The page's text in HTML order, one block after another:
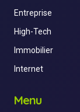
Entreprise
High-Tech
Immobilier
Internet
Menu